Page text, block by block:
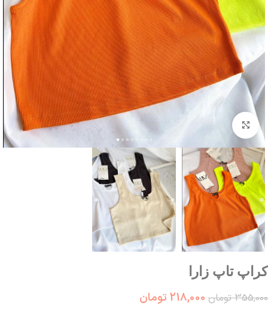
بزرگنمایی تصویر
کراپ تاپ زارا
355,000 تومان 218,000 تومان